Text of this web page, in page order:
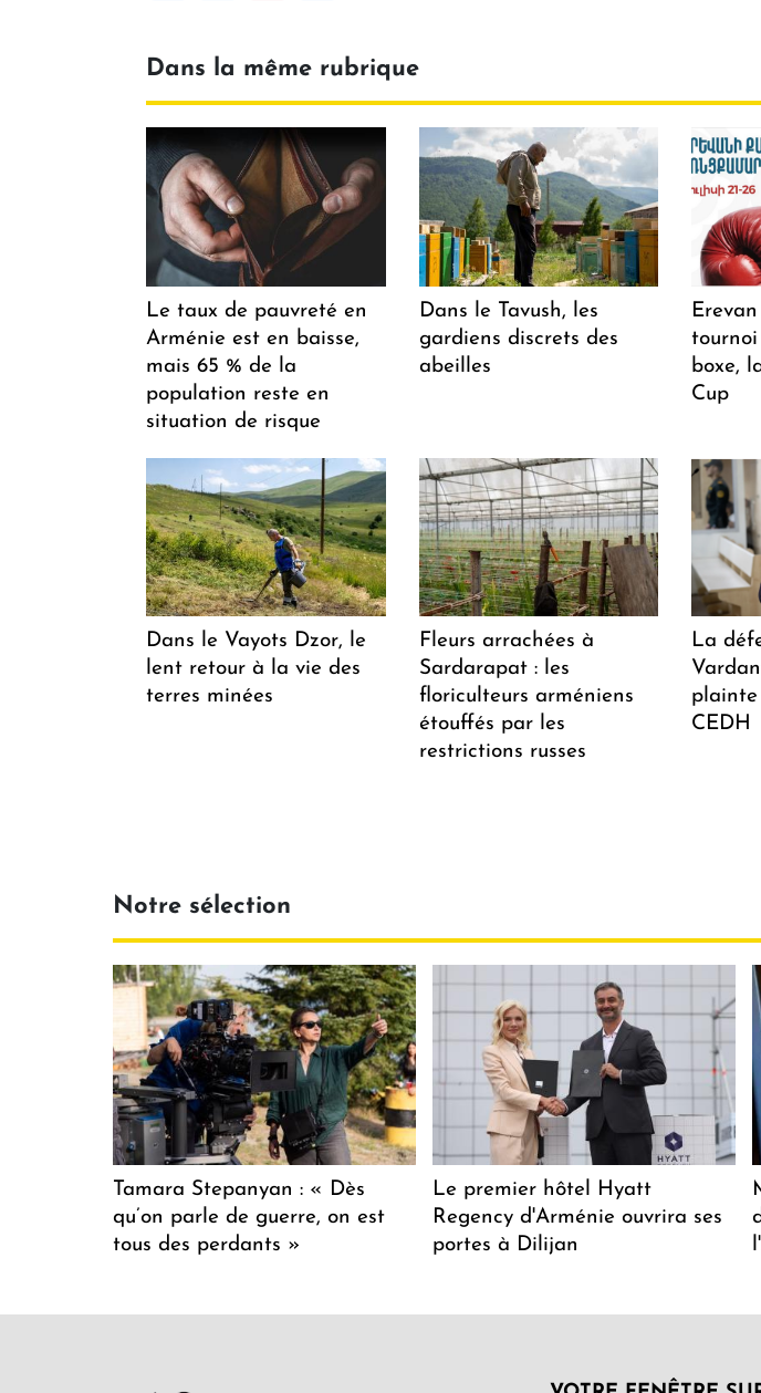
Dans la même rubrique
Le taux de pauvreté en
Arménie est en baisse,
mais 65 % de la
population reste en
situation de risque
Dans le Tavush, les
gardiens discrets des
abeilles
boxe,
Cup
Dans le Vayots Dzor, le
lent retour à la vie des
terres minées
Fleurs arrachées à
Sardarapat : les
floriculteurs arméniens
étouffés par les
restrictions russes
La
plainte
CEDH
Notre sélection
Tamara Stepanyan : « Dès
qu’on parle de guerre, on est
tous des perdants »
Le premier hôtel Hyatt
Regency d'Arménie ouvrira ses
portes à Dilijan